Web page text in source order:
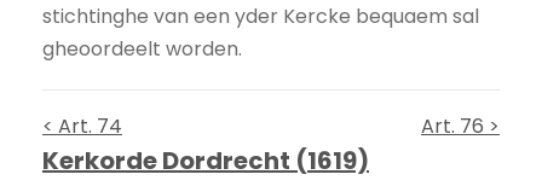
stichtinghe van een yder Kercke bequaem sal
gheoordeelt worden.
< Art. 74 Art. 76 >
Kerkorde Dordrecht (1619)